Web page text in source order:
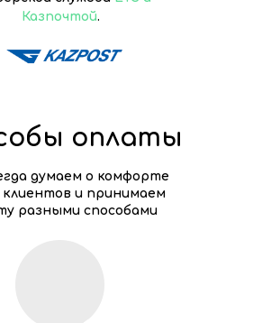
Казпочтой.
оплаты
думаем о комфорте
клиентов и принимаем
разными способами